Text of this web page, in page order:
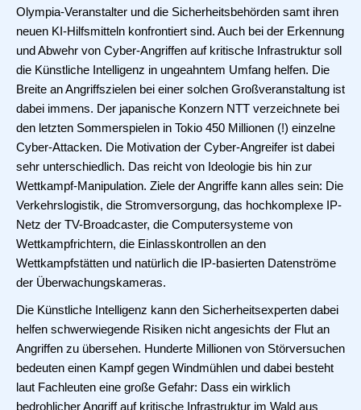
Olympia-Veranstalter und die Sicherheitsbehörden samt ihren
neuen KI-Hilfsmitteln konfrontiert sind. Auch bei der Erkennung
und Abwehr von Cyber-Angriffen auf kritische Infrastruktur soll
die Künstliche Intelligenz in ungeahntem Umfang helfen. Die
Breite an Angriffszielen bei einer solchen Großveranstaltung ist
dabei immens. Der japanische Konzern NTT verzeichnete bei
den letzten Sommerspielen in Tokio 450 Millionen (!) einzelne
Cyber-Attacken. Die Motivation der Cyber-Angreifer ist dabei
sehr unterschiedlich. Das reicht von Ideologie bis hin zur
Wettkampf-Manipulation. Ziele der Angriffe kann alles sein: Die
Verkehrslogistik, die Stromversorgung, das hochkomplexe IP-
Netz der TV-Broadcaster, die Computersysteme von
Wettkampfrichtern, die Einlasskontrollen an den
Wettkampfstätten und natürlich die IP-basierten Datenströme
der Überwachungskameras.
Die Künstliche Intelligenz kann den Sicherheitsexperten dabei
helfen schwerwiegende Risiken nicht angesichts der Flut an
Angriffen zu übersehen. Hunderte Millionen von Störversuchen
bedeuten einen Kampf gegen Windmühlen und dabei besteht
laut Fachleuten eine große Gefahr: Dass ein wirklich
bedrohlicher Angriff auf kritische Infrastruktur im Wald aus